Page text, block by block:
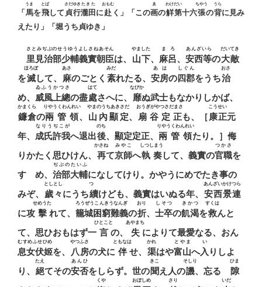
「馬
うま
を飛
とば
して 貞行
さだゆき
瀧田
たきた
に赴
おもむ
く」「この画
ゑ
の觧
わけ
第
だい
十六張
ちやう
の背
うら
に見み
えたり」「堀うち貞ゆき」
里見治部少輔義實朝臣
さとみぢぶのせうゆうよしさねあそん
は、 山下
やました
、 麻呂
まろ
、 安西等
あんざいら
の大敵
だいてき
を滅
ほろぼ
して、 麻
あさ
のごとく 紊
みだ
れたる、 安房
あは
の四郡
しぐん
をうち治
おさ
め、 威風上總
ゐふうかつさ
の盡處
はて
さへに、 靡
なびか
ぬ武士もなかりしかば、
鐮倉
かまくら
の兩管領
りやうくわんれい
、 山內顯定
やまのうちあきさだ
、 扇谷定正
おうぎがやつさだまさ
も、［康正
こうせい
元
年、 成氏許我
なりうぢこが
へ退出後
のち
、顯定定正、 兩管領
りやうくわんれい
たり。］侮
りかたく思ひけん、 再
かさね
て京師
みやこ
へ執奏
しつしまう
して、義實の官職
つかさ
を
すゝめ、 治部大輔
ぢぶのたいふ
になしてけり。かやうにめでたき事の
みぞ、 歲々
としとし
にうち續
つゞ
けども、義實はいぬる年、 安西景連
あんざいかけつら
に攻 擊
せめうた
れて、 籠城困窮難義
ろうぜうこんきうなんぎ
の折
おり
、 士卒
しそつ
の飢渴
きかつ
を救
すくは
んと
て、思ひおもはず一 言
ひとこと
の、 失
あやまち
によりて最愛なる、おん
息女伏姬
むすめふせひめ
を、 八房
やつふさ
の犬に 伴
ともなは
せ、 渠
かれ
はや富山
とやま
へ入
い
りしよ
り、 絕
たえ
てその安否
あんひ
をしらず。世の聞
きこ
え人の譏
そしり
、忘るゝ 隙
ひま
くや おぼしめ さり いだ